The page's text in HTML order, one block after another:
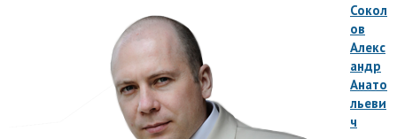
Сокол
ов
Алекс
андр
Анато
льеви
ч